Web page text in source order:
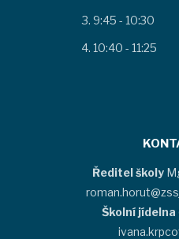
9:45 - 10:30
10:40 - 11:25
Ředitel školy
Školní jídelna